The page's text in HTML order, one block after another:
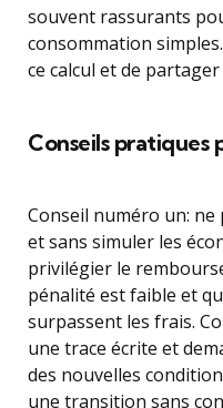
souvent rassurants
consommation
ce calcul et de
Conseils pratiques
Conseil numéro un: ne
et sans simuler les
privilégier le
pénalité est faible et
surpassent les frais.
une trace écrite et
des nouvelles
une transition sans